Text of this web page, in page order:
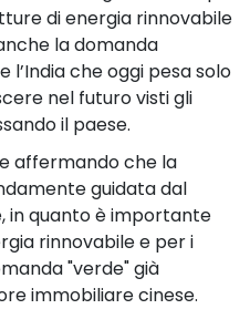
di energia rinnovabile
la domanda
che oggi pesa solo
nel futuro visti gli
il paese.
affermando che la
guidata dal
in quanto è importante
rinnovabile e per i
"verde" già
immobiliare cinese.